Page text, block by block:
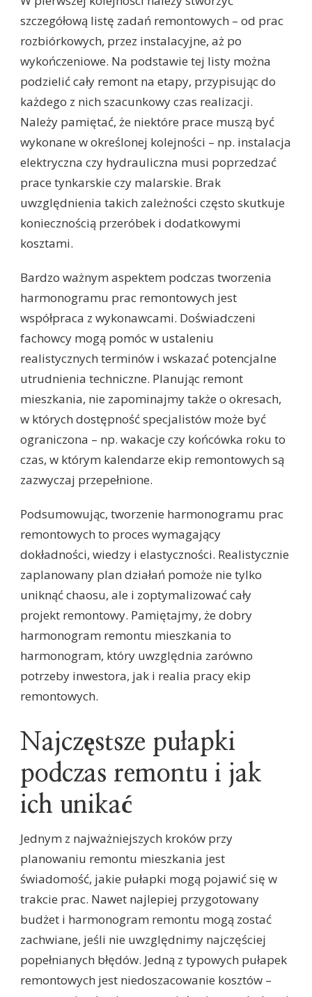
szczegółową listę zadań remontowych – od prac
rozbiórkowych, przez instalacyjne, aż po
wykończeniowe. Na podstawie tej listy można
podzielić cały remont na etapy, przypisując do
każdego z nich szacunkowy czas realizacji.
Należy pamiętać, że niektóre prace muszą być
wykonane w określonej kolejności – np. instalacja
elektryczna czy hydrauliczna musi poprzedzać
prace tynkarskie czy malarskie. Brak
uwzględnienia takich zależności często skutkuje
koniecznością przeróbek i dodatkowymi
kosztami.
Bardzo ważnym aspektem podczas tworzenia
harmonogramu prac remontowych jest
współpraca z wykonawcami. Doświadczeni
fachowcy mogą pomóc w ustaleniu
realistycznych terminów i wskazać potencjalne
utrudnienia techniczne. Planując remont
mieszkania, nie zapominajmy także o okresach,
w których dostępność specjalistów może być
ograniczona – np. wakacje czy końcówka roku to
czas, w którym kalendarze ekip remontowych są
zazwyczaj przepełnione.
Podsumowując, tworzenie harmonogramu prac
remontowych to proces wymagający
dokładności, wiedzy i elastyczności. Realistycznie
zaplanowany plan działań pomoże nie tylko
uniknąć chaosu, ale i zoptymalizować cały
projekt remontowy. Pamiętajmy, że dobry
harmonogram remontu mieszkania to
harmonogram, który uwzględnia zarówno
potrzeby inwestora, jak i realia pracy ekip
remontowych.
Najczęstsze pułapki
podczas remontu i jak
ich unikać
Jednym z najważniejszych kroków przy
planowaniu remontu mieszkania jest
świadomość, jakie pułapki mogą pojawić się w
trakcie prac. Nawet najlepiej przygotowany
budżet i harmonogram remontu mogą zostać
zachwiane, jeśli nie uwzględnimy najczęściej
popełnianych błędów. Jedną z typowych pułapek
remontowych jest niedoszacowanie kosztów –